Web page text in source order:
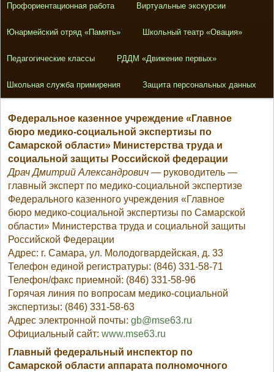
Профориентационная работа Виртуальные экскурсии
Юнармейский отряд «Память» Школьный театр «Овация»
Педагогические классы РДДМ «Движение первых»
Школьная служба примирения Защита персональных данных
Федеральное казенное учреждение «Главное
бюро медико-социальной экспертизы по
Самарской области» Министерства труда и
социальной защиты Российской федерации
Драч Дмитрий Александрович — руководитель —
главный эксперт по медико-социальной экспертизе
Федерального казенного учреждения «Главное
бюро медико-социальной экспертизы по Самарской
области» Министерства труда и социальной защиты
Российской Федерации
Адрес: г. Самара, ул. Молодогвардейская, д. 33
Телефон единой регистратуры: (846) 331-58-71
Телефон/факс приемной: (846) 331-58-96
Горячая линия по вопросам медико-социальной
экспертизы: (846) 331-58-63
Адрес электронной почты:gb@mse63.ru
Официальный сайт:www.mse63.ru
Главный федеральный инспектор по
Самарской области аппарата полномочного